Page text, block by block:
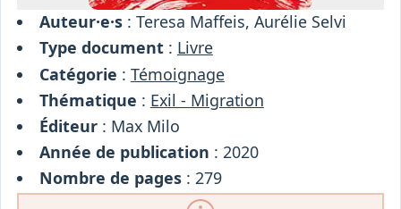
Auteur·e·s: Teresa Maffeis, Aurélie Selvi
Type document: Livre
Catégorie : Témoignage
Thématique : Exil - Migration
Éditeur: Max Milo
Année de publication : 2020
Nombre de pages: 279